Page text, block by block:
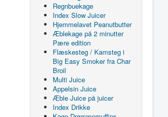
Regnbuekage
Index Slow Juicer
Hjemmelavet Peanutbutter
Æblekage på 2 minutter
Pære edition
Flæskesteg / Kamsteg i
Big Easy Smoker fra Char
Broil
Multi Juice
Appelsin Juice
Æble Juice på juicer
Index Drikke